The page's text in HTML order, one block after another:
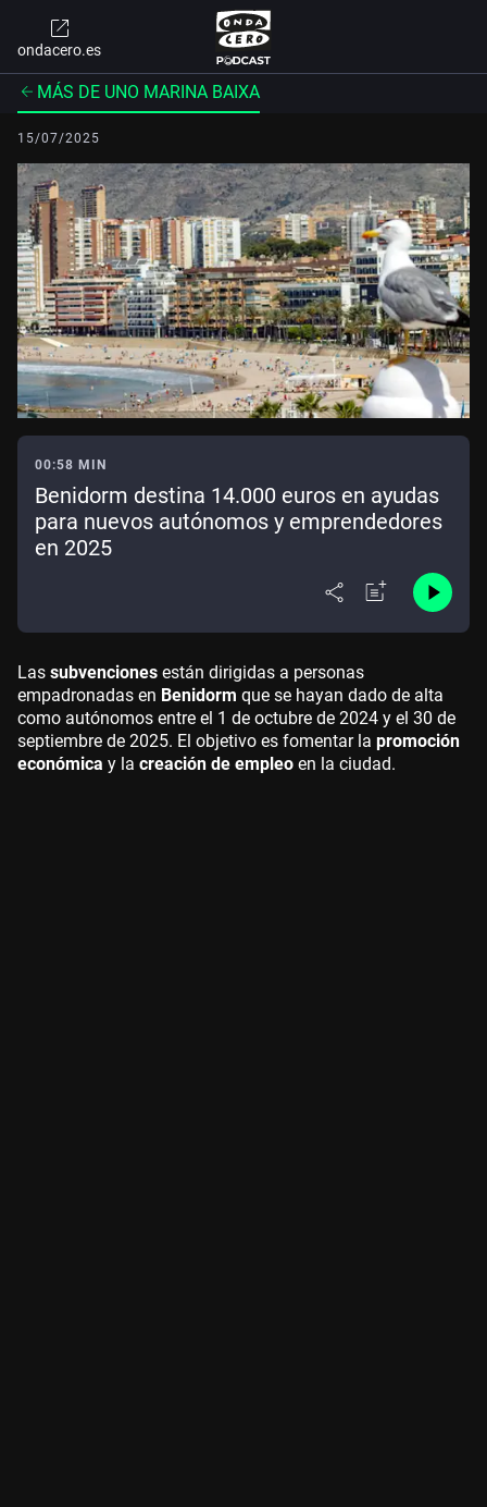
ondacero.es
MÁS DE UNO MARINA BAIXA
15/07/2025
00:58 MIN
Benidorm destina 14.000 euros en ayudas
para nuevos autónomos y emprendedores
en 2025
Las subvenciones están dirigidas a personas
empadronadas en Benidorm que se hayan dado de alta
como autónomos entre el 1 de octubre de 2024 y el 30 de
septiembre de 2025. El objetivo es fomentar la promoción
económica y la creación de empleo en la ciudad.